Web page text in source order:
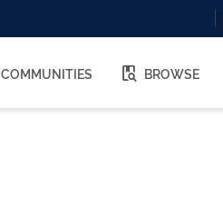
COMMUNITIES BROWSE